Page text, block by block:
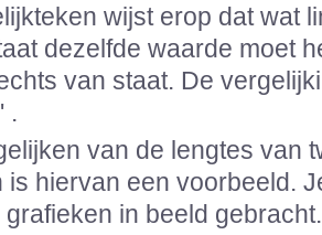
wijst erop dat wat
dezelfde waarde moet
van staat. De
.
van de lengtes van
is hiervan een voorbeeld.
grafieken in beeld gebracht.